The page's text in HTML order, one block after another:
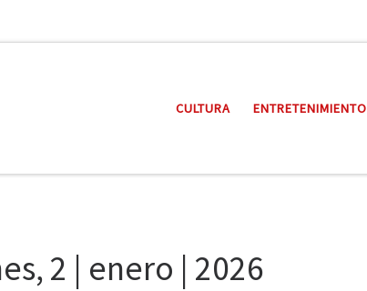
CULTURA ENTRETENIMIENTO
2 | enero | 2026